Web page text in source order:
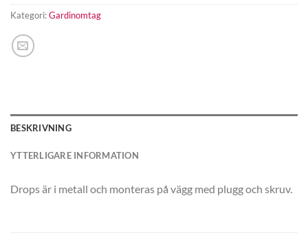
Kategori:Gardinomtag
BESKRIVNING
YTTERLIGARE INFORMATION
Drops är i metall och monteras på vägg med plugg och skruv.